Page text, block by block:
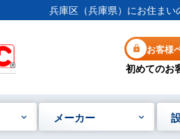
兵庫区（兵庫県）にお住ま
お客様
初めてのお
メーカー